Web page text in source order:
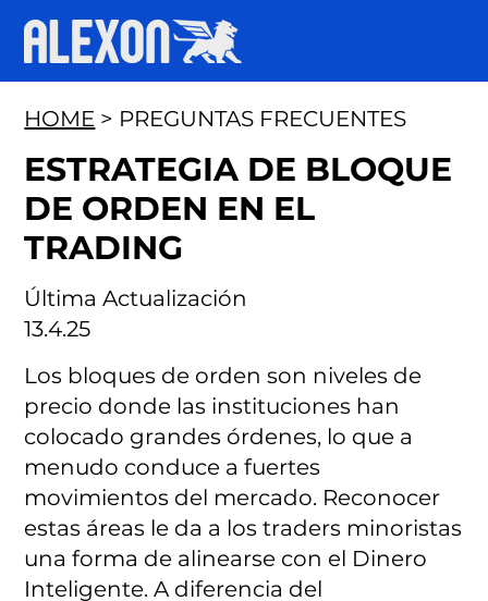
Última Actualización
13.4.25
HOME > PREGUNTAS FRECUENTES
ESTRATEGIA DE BLOQUE
DE ORDEN EN EL
TRADING
Los bloques de orden son niveles de
precio donde las instituciones han
colocado grandes órdenes, lo que a
menudo conduce a fuertes
movimientos del mercado. Reconocer
estas áreas le da a los traders minoristas
una forma de alinearse con el Dinero
Inteligente. A diferencia del